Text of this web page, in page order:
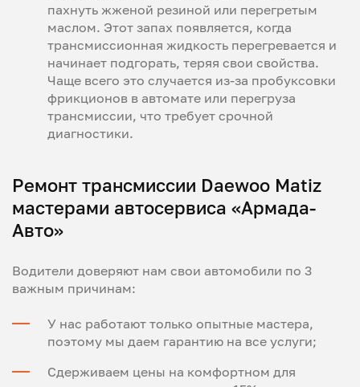
пахнуть жженой резиной или перегретым
маслом. Этот запах появляется, когда
трансмиссионная жидкость перегревается и
начинает подгорать, теряя свои свойства.
Чаще всего это случается из-за пробуксовки
фрикционов в автомате или перегруза
трансмиссии, что требует срочной
диагностики.
Ремонт трансмиссии Daewoo Matiz
мастерами автосервиса «Армада-
Авто»
Водители доверяют нам свои автомобили по 3
важным причинам:
У нас работают только опытные мастера,
поэтому мы даем гарантию на все услуги;
Сдерживаем цены на комфортном для